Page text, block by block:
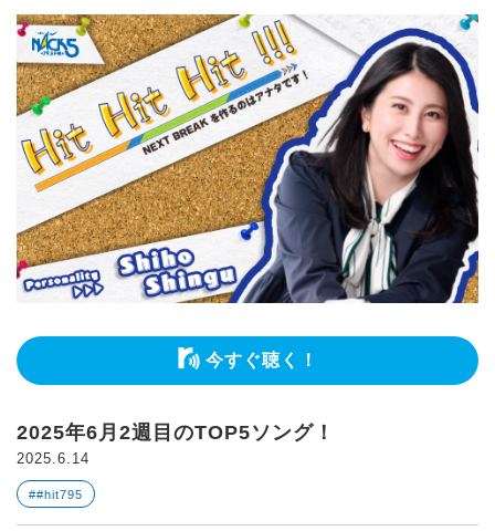
今すぐ聴く！
2025年6月2週目のTOP5ソング！
2025.6.14
##hit795